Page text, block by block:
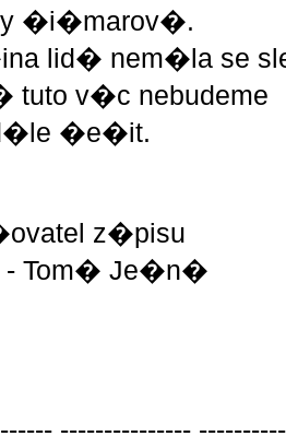
�i�marov�.
lid� nem�la se
v�c nebudeme
�e�it.
z�pisu
- Tom� Je�n�
---------------